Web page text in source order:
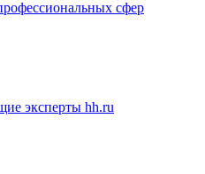
сфер
эксперты hh.ru